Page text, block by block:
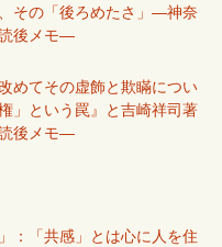
その「後ろめたさ」―神奈
後メモ―
めてその虚飾と欺瞞につい
」という罠』と吉崎祥司著
読後メモ―
：「共感」とは心に人を住